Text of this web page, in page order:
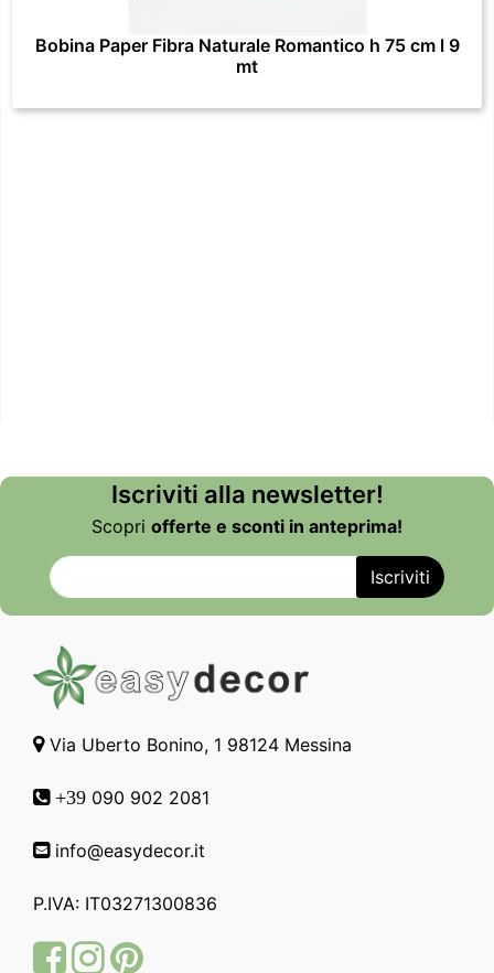
Bobina Paper Fibra Naturale Romantico h 75 cm l 9
mt
Iscriviti alla newsletter!
Scopri offerte e sconti in anteprima!
Via Uberto Bonino, 1 98124 Messina
+39 090 902 2081
info@easydecor.it
P.IVA: IT03271300836
FacebookInstagram
Pinterest